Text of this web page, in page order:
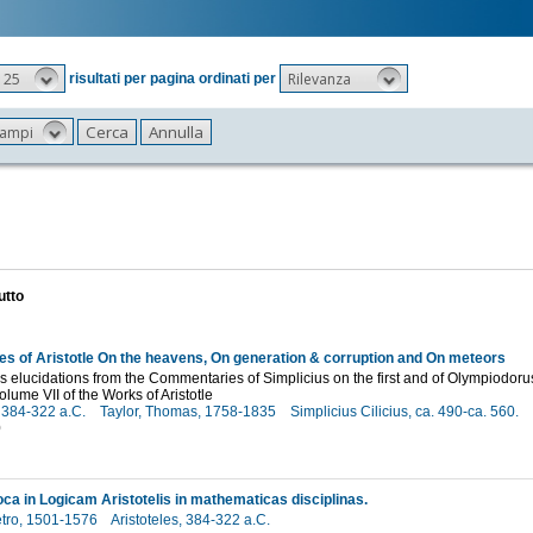
25 risultati per pagina ordinati per Rilevanza
of Aristotle On the heavens, On generation & corruption and On meteors
elucidations from the Commentaries of Simplicius on the first and of
VII of the Works of Aristotle
322 a.C.
Taylor, Thomas, 1758-1835 Simplicius Cilicius, ca. 490-ca. 560.
in Logicam Aristotelis in mathematicas disciplinas.
1501-1576
Aristoteles, 384-322 a.C.